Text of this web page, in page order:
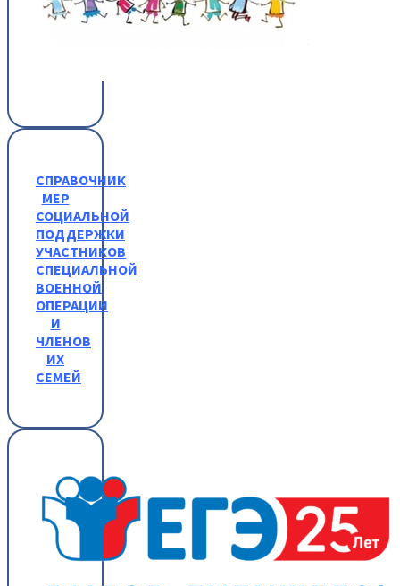
СПРАВОЧНИК
МЕР
СОЦИАЛЬНОЙ
ПОДДЕРЖКИ
УЧАСТНИКОВ
СПЕЦИАЛЬНОЙ
ВОЕННОЙ
ОПЕРАЦИИ
И
ЧЛЕНОВ
ИХ
СЕМЕЙ